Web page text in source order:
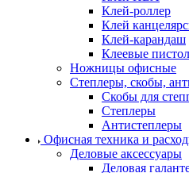
Клей-роллер
Клей
Клей-карандаш
Клеевые
Ножницы офисные
Степлеры, скобы,
Скобы для
Степлеры
Антистеплеры
Офисная техника и
Деловые аксессуары
Деловая